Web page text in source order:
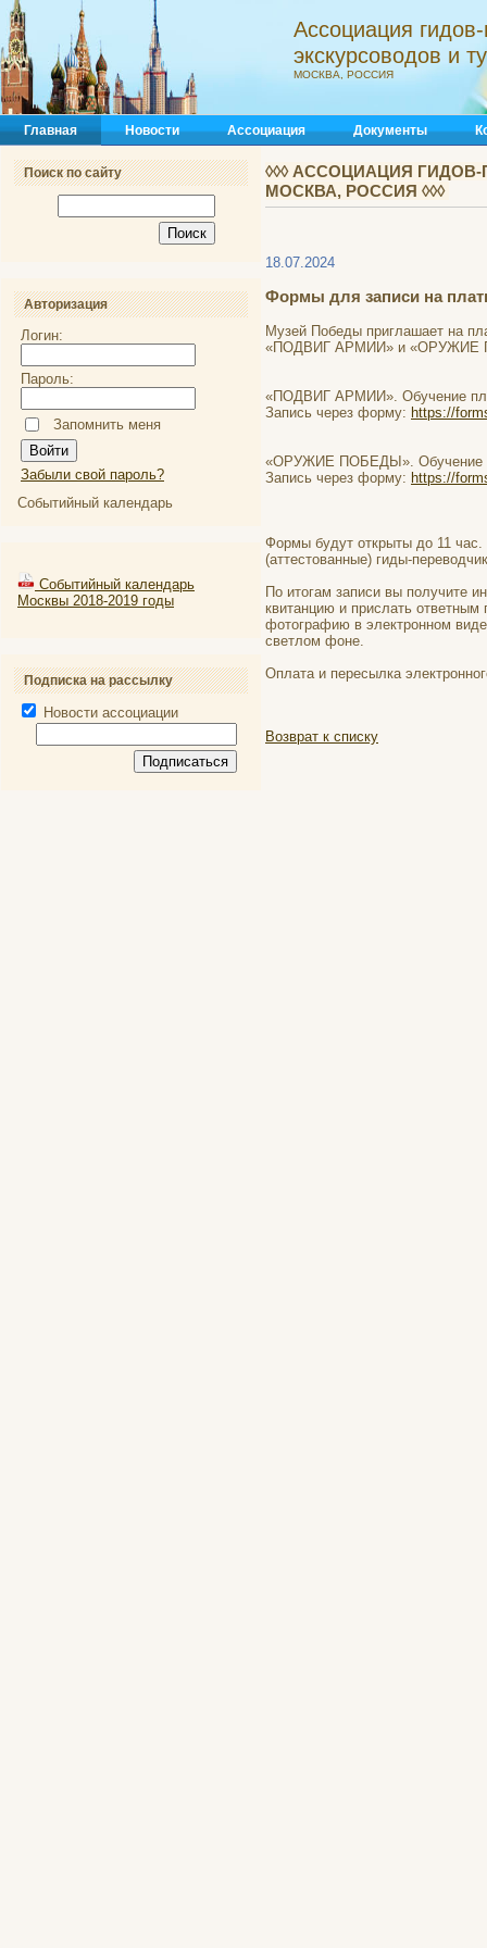
Ассоциация
экскурсоводов и
МОСКВА, РОССИЯ
Главная Новости Ассоциация Документы
Поиск по сайту
Авторизация
Логин:
Пароль:
Запомнить меня
Забыли свой пароль?
Событийный календарь
Событийный календарь
Москвы 2018-2019 годы
Подписка на рассылку
Новости ассоциации
◊◊◊ АССОЦИАЦИЯ
МОСКВА, РОССИЯ ◊◊◊
18.07.2024
Формы для записи на
Музей Победы приглашает на
«ПОДВИГ АРМИИ» и «ОРУЖИЕ
«ПОДВИГ АРМИИ». Обучение
Запись через форму: https://
«ОРУЖИЕ ПОБЕДЫ». Обучение
Запись через форму: https://
Формы будут открыты до 11 час.
(аттестованные) гиды-
По итогам записи вы получите
квитанцию и прислать
фотографию в электронном
светлом фоне.
Оплата и пересылка
Возврат к списку